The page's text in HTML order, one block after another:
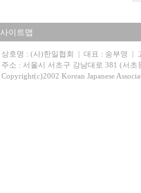
사이트맵
상호명 : (사)한일협회 | 대표 : 송부영 |
주소 : 서울시 서초구 강남대로 381 (서
Copyright(c)2002 Korean Japanese